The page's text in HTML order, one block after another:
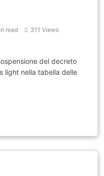
read 311 Views
del decreto
light nella tabella delle